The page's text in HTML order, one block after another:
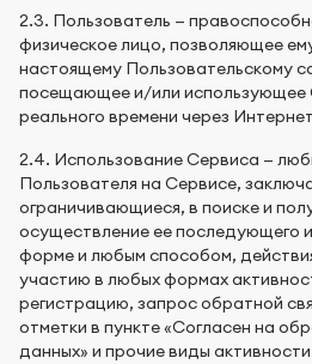
2.3. Пользователь —
физическое лицо, позволяющее
настоящему Пользовательскому
посещающее и/или использующее
реального времени через
2.4. Использование Сервиса —
Пользователя на Сервисе,
ограничивающиеся, в поиске и
осуществление ее последующего
форме и любым способом,
участию в любых формах
регистрацию, запрос обратной
отметки в пункте «Согласен на
данных» и прочие виды